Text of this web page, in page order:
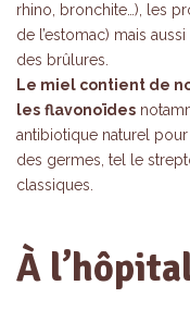
rhino, bronchite…), les
de l’estomac) mais
des brûlures.
Le miel contient de
les flavonoïdes
antibiotique naturel
des germes, tel le
classiques.
À